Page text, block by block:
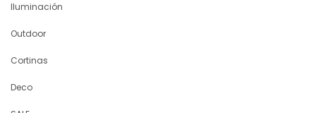
Iluminación
Outdoor
Cortinas
Deco